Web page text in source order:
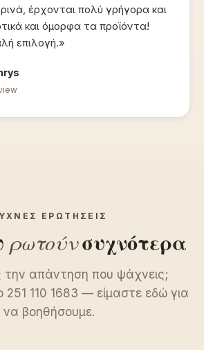
έρχονται πολύ γρήγορα και
και όμορφα τα προϊόντα!
επιλογή.»
ΕΡΩΤΉΣΕΙΣ
ρωτούνσυχνότερα
την απάντηση που ψάχνεις;
110 1683 — είμαστε εδώ για
να βοηθήσουμε.